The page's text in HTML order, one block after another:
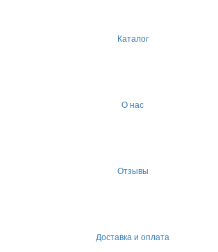
Каталог
О нас
Отзывы
Доставка и оплата